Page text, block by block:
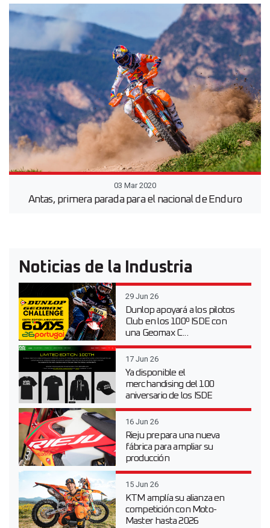
03 Mar 2020
Antas, primera parada para el nacional de Enduro
Noticias de la Industria
29 Jun 26
Dunlop apoyará a los pilotos
Club en los 100º ISDE con
una Geomax C...
17 Jun 26
Ya disponible el
merchandising del 100
aniversario de los ISDE
16 Jun 26
Rieju prepara una nueva
fábrica para ampliar su
producción
15 Jun 26
KTM amplía su alianza en
competición con Moto-
Master hasta 2026